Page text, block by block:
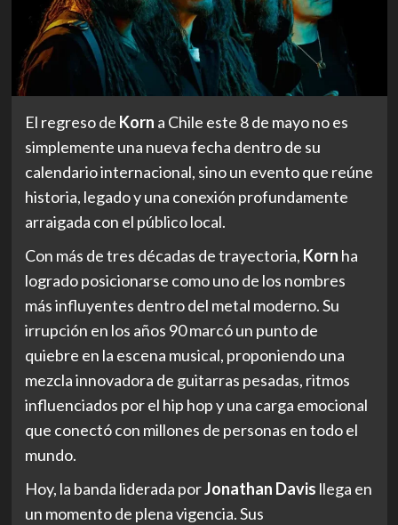
El regreso de Korn a Chile este 8 de mayo no es
simplemente una nueva fecha dentro de su
calendario internacional, sino un evento que reúne
historia, legado y una conexión profundamente
arraigada con el público local.
Con más de tres décadas de trayectoria, Korn ha
logrado posicionarse como uno de los nombres
más influyentes dentro del metal moderno. Su
irrupción en los años 90 marcó un punto de
quiebre en la escena musical, proponiendo una
mezcla innovadora de guitarras pesadas, ritmos
influenciados por el hip hop y una carga emocional
que conectó con millones de personas en todo el
mundo.
Hoy, la banda liderada porJonathan Davis llega en
un momento de plena vigencia. Sus